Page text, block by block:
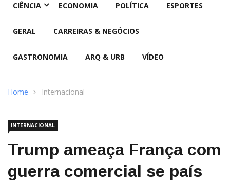
CIÊNCIA ECONOMIA POLÍTICA ESPORTES
GERAL CARREIRAS & NEGÓCIOS
GASTRONOMIA ARQ & URB VÍDEO
Home Internacional
INTERNACIONAL
Trump ameaça França com
guerra comercial se país